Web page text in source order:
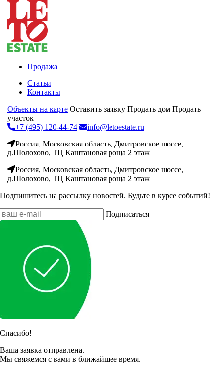
Продажа
Статьи
Контакты
Объекты на карте Оставить заявку Продать дом Продать
участок
+7 (495) 120-44-74
info@letoestate.ru
Россия, Московская область, Дмитровское шоссе,
д.Шолохово, ТЦ Каштановая роща 2 этаж
Россия, Московская область, Дмитровское шоссе,
д.Шолохово, ТЦ Каштановая роща 2 этаж
Подпишитесь на рассылку новостей. Будьте в курсе событий!
Подписаться
Спасибо!
Ваша заявка отправлена.
Мы свяжемся с вами в ближайшее время.